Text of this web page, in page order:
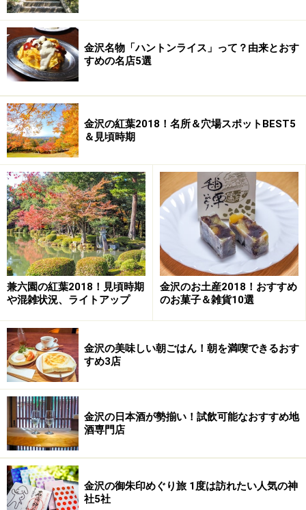
くの観光スポットが点在しています。お城の両サイドに
は浅野川と犀川（さいがわ）が流れていて目安になりま
す。
観光スポットは歩いて周ろうと思えばできなくもないほ
ど、わりとコンパクトにまとまっています。ですが、時
のがよいでしょう。
東口に出ると正面に鼓門が見えます
JR金沢駅には東口、西口があり、市内中心部へ行くには
東口に出てください。中央改札を出て、右手が東口にな
ります。出口へ向かう途中、左手に観光案内所があり、
金沢名物「ハントンライス」って？由来とおす
すめの名店5選
金沢の紅葉2018！名所＆穴場スポットBEST5
＆見頃時期
兼六園の紅葉2018！見頃時期
や混雑状況、ライトアップ
金沢のお土産2018！おすすめ
のお菓子＆雑貨10選
金沢の美味しい朝ごはん！朝を満喫できるおす
すめ3店
金沢の日本酒が勢揃い！試飲可能なおすすめ地
酒専門店
金沢の御朱印めぐり旅 1度は訪れたい人気の神
社5社